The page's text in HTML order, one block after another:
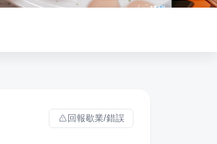
回報歇業/錯誤